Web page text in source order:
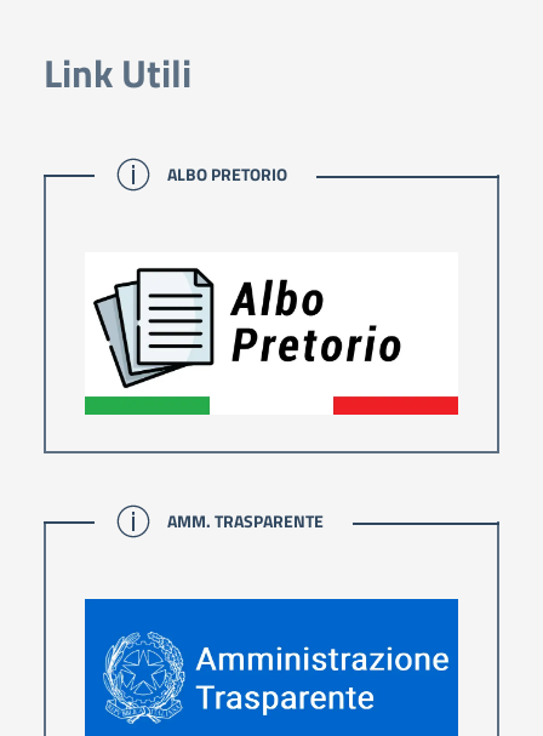
Link Utili
ALBO PRETORIO
ALBO PRETORIO
AMM. TRASPARENTE
AMM. TRASPARENTE